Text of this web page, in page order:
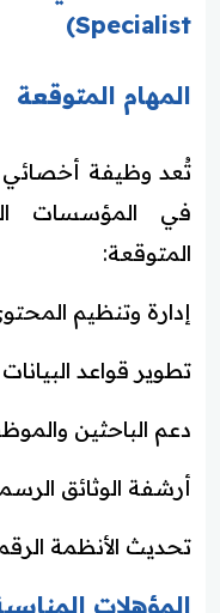
Specialist)
المهام المتوقعة
تُعد وظيفة أخصائي
في المؤسسات
المتوقعة:
إدارة وتنظيم
تطوير قواعد
دعم الباحثين
أرشفة الوثائق
تحديث الأنظمة
المؤهلات